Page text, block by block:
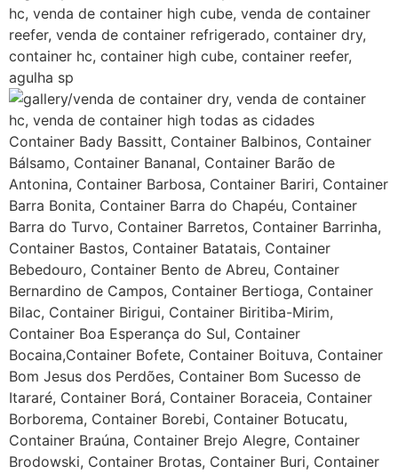
Container Bady Bassitt, Container Balbinos, Container
Bálsamo, Container Bananal, Container Barão de
Antonina, Container Barbosa, Container Bariri, Container
Barra Bonita, Container Barra do Chapéu, Container
Barra do Turvo, Container Barretos, Container Barrinha,
Container Bastos, Container Batatais, Container
Bebedouro, Container Bento de Abreu, Container
Bernardino de Campos, Container Bertioga, Container
Bilac, Container Birigui, Container Biritiba-Mirim,
Container Boa Esperança do Sul, Container
Bocaina,Container Bofete, Container Boituva, Container
Bom Jesus dos Perdões, Container Bom Sucesso de
Itararé, Container Borá, Container Boraceia, Container
Borborema, Container Borebi, Container Botucatu,
Container Braúna, Container Brejo Alegre, Container
Brodowski, Container Brotas, Container Buri, Container